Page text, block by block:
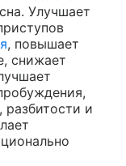
Улучшает
, повышает
снижает
и